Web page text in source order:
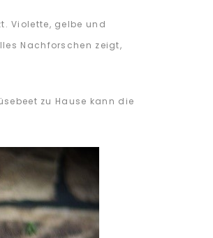
Violette, gelbe und
Nachforschen zeigt,
zu Hause kann die